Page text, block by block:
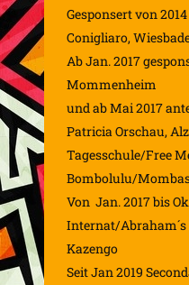
Gesponsert von
Conigliaro,
Ab Jan. 2017
Mommenheim
und ab Mai 2017
Patricia Orschau,
Tagesschule/Free
Bombolulu/
Von Jan. 2017 bis
Internat/Abraham´s
Kazengo
Seit Jan 2019